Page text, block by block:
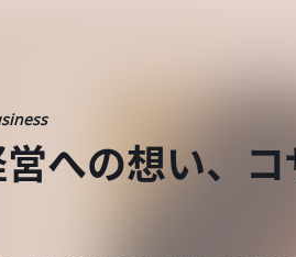
への想い、